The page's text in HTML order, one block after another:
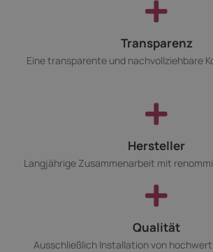
Transparenz
Eine transparente und nachvollziehbare
Hersteller
Langjährige Zusammenarbeit mit
Qualität
Ausschließlich Installation von